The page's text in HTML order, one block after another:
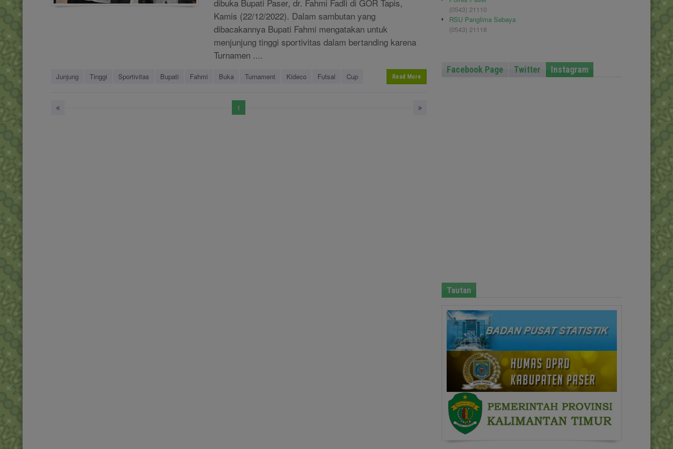
dibuka Bupati Paser, dr. Fahmi Fadli di GOR Tapis,
Kamis (22/12/2022). Dalam sambutan yang
dibacakannya Bupati Fahmi mengatakan untuk
menjunjung tinggi sportivitas dalam bertanding karena
Turnamen ....
Junjung Tinggi Sportivitas Bupati Fahmi Buka Turnament Kideco Futsal Cup Read More
1
(0543) 21110
RSU Panglima Sebaya
(0543) 21118
Facebook Page Twitter Instagram
Tautan